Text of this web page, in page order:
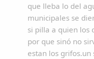
que lleba lo del
municipales se
si pilla a quien los
por que sinó no
estan los grifos.un